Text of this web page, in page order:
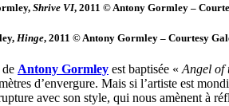
Shrive VI, 2011 © Antony Gormley –
Hinge, 2011 © Antony Gormley – Courtesy
Antony Gormley est baptisée « Angel of
d’envergure. Mais si l’artiste est
avec son style, qui nous amènent à